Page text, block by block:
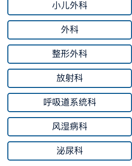
小儿外科
外科
整形外科
放射科
呼吸道系统科
风湿病科
泌尿科